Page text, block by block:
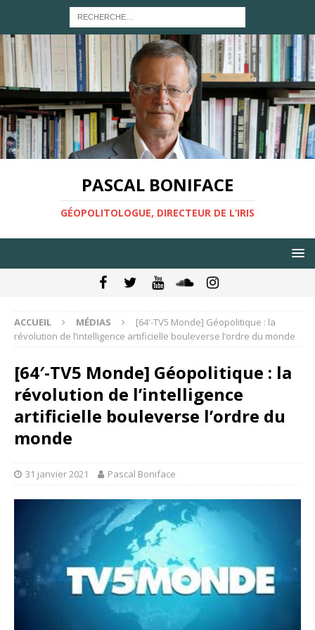
PASCAL BONIFACE
GÉOPOLITOLOGUE, DIRECTEUR DE L’IRIS
ACCUEIL MÉDIAS
[64′-TV5 Monde] Géopolitique : la
révolution de l’intelligence artificielle bouleverse l’ordre du monde
[64′-TV5 Monde] Géopolitique : la
révolution de l’intelligence
artificielle bouleverse l’ordre du
monde
31 janvier 2021 Pascal Boniface